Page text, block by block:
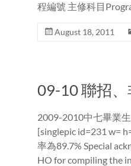
程編號 主修科目
August 18, 2011
09-10 聯招
2009-2010中七畢業
[singlepic id=231 w=
率為89.7% Special
HO for compiling the